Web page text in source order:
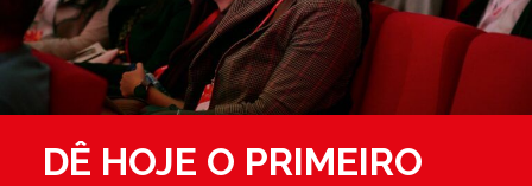
DÊ HOJE O PRIMEIRO